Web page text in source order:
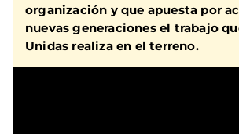
organización y que apuesta por
nuevas generaciones el trabajo
Unidas realiza en el terreno.